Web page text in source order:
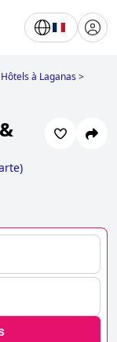
Hôtels à Laganas>
)